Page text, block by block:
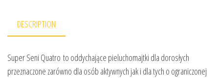
DESCRIPTION
Super Seni Quatro to oddychające pieluchomajtki dla dorosłych
przeznaczone zarówno dla osób aktywnych jak i dla tych o ograniczonej